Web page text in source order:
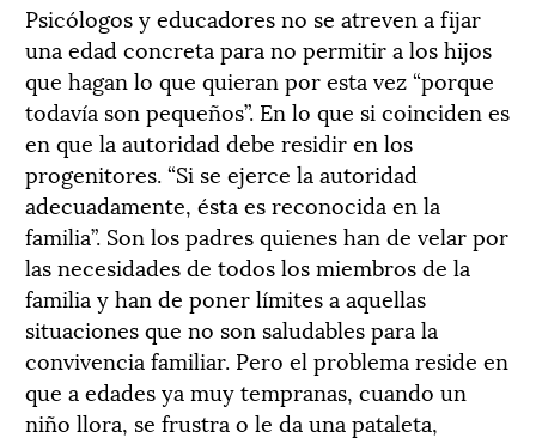
Psicólogos y educadores no se atreven a fijar
una edad concreta para no permitir a los hijos
que hagan lo que quieran por esta vez “porque
todavía son pequeños”. En lo que si coinciden es
en que la autoridad debe residir en los
progenitores. “Si se ejerce la autoridad
adecuadamente, ésta es reconocida en la
familia”. Son los padres quienes han de velar por
las necesidades de todos los miembros de la
familia y han de poner límites a aquellas
situaciones que no son saludables para la
convivencia familiar. Pero el problema reside en
que a edades ya muy tempranas, cuando un
niño llora, se frustra o le da una pataleta,